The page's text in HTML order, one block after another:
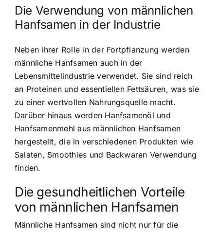
Die Verwendung von männlichen
Hanfsamen in der Industrie
Neben ihrer Rolle in der Fortpflanzung werden
männliche Hanfsamen auch in der
Lebensmittelindustrie verwendet. Sie sind reich
an Proteinen und essentiellen Fettsäuren, was sie
zu einer wertvollen Nahrungsquelle macht.
Darüber hinaus werden Hanfsamenöl und
Hanfsamenmehl aus männlichen Hanfsamen
hergestellt, die in verschiedenen Produkten wie
Salaten, Smoothies und Backwaren Verwendung
finden.
Die gesundheitlichen Vorteile
von männlichen Hanfsamen
Männliche Hanfsamen sind nicht nur für die